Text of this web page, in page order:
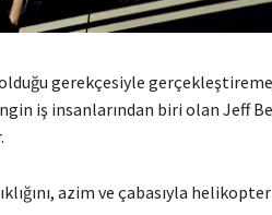
gerekçesiyle
iş insanlarından biri olan Jeff
azim ve çabasıyla